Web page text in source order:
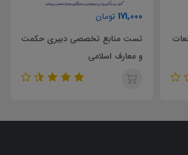
تومان
تست منابع تخصصی دبیری حکمت
و معارف اسلامی